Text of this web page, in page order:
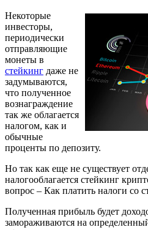
Некоторые
инвесторы,
периодически
отправляющие
монеты в
стейкинг даже не
задумываются,
что полученное
вознаграждение
так же облагается
налогом, как и
обычные
проценты по депозиту.
Но так как еще не существует
налогооблагается стейкинг
вопрос – Как платить налоги со
Полученная прибыль будет
замораживаются на